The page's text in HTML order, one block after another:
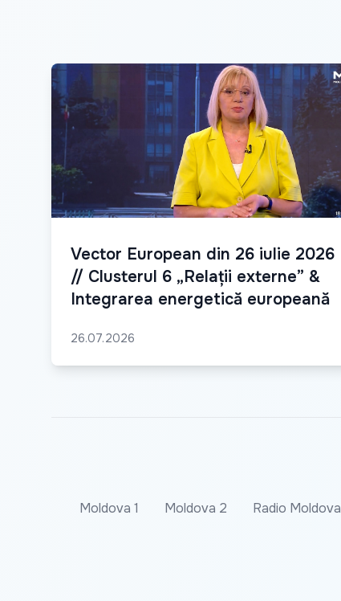
Vector European din 26 iulie 2026
// Clusterul 6 „Relații externe” &
Integrarea energetică europeană
26.07.2026
Moldova 1 Moldova 2 Radio Moldova